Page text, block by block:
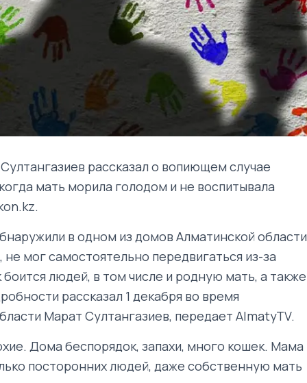
рассказал о вопиющем случае
мать морила голодом и не воспитывала
в одном из домов Алматинской области
мог самостоятельно передвигаться из-за
людей, в том числе и родную мать, а также
рассказал 1 декабря во время
Марат Султангазиев, передает AlmatyTV.
Дома беспорядок, запахи, много кошек. Мама
посторонних людей, даже собственную мать